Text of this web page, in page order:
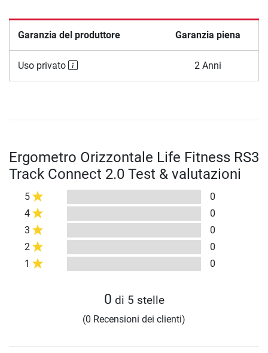
Garanzia del produttore Garanzia piena
Uso privato 2 Anni
Ergometro Orizzontale Life Fitness RS3
Track Connect 2.0 Test & valutazioni
5
0
4
0
3
0
2
0
1
0
0 di 5 stelle
(0 Recensioni dei clienti)